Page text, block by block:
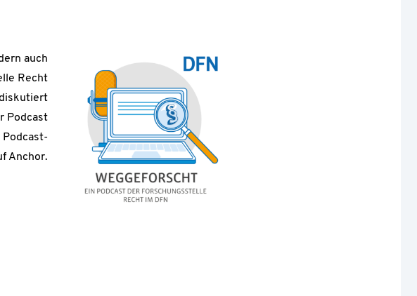
auch
Recht
Podcast
Podcast-
Anchor.